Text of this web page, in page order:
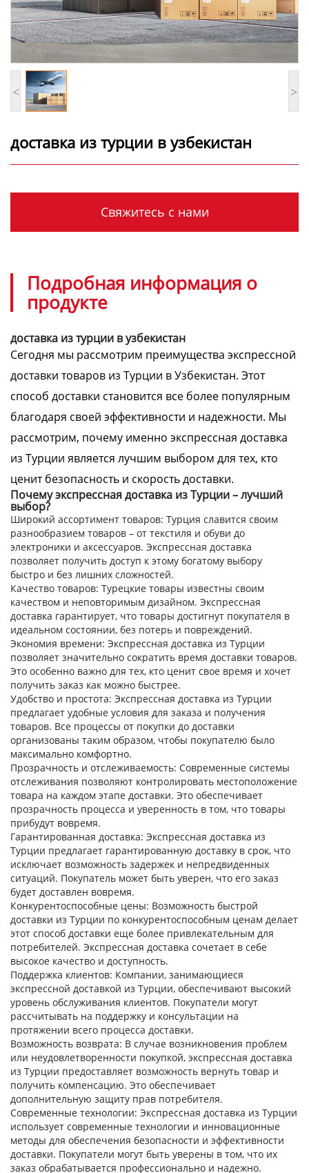
< >
доставка из турции в узбекистан
Свяжитесь с нами
Подробная информация о
продукте
доставка из турции в узбекистан
Сегодня мы рассмотрим преимущества экспрессной
доставки товаров из Турции в Узбекистан. Этот
способ доставки становится все более популярным
благодаря своей эффективности и надежности. Мы
рассмотрим, почему именно экспрессная доставка
из Турции является лучшим выбором для тех, кто
ценит безопасность и скорость доставки.
Почему экспрессная доставка из Турции – лучший
выбор?
Широкий ассортимент товаров: Турция славится своим
разнообразием товаров – от текстиля и обуви до
электроники и аксессуаров. Экспрессная доставка
позволяет получить доступ к этому богатому выбору
быстро и без лишних сложностей.
Качество товаров: Турецкие товары известны своим
качеством и неповторимым дизайном. Экспрессная
доставка гарантирует, что товары достигнут покупателя в
идеальном состоянии, без потерь и повреждений.
Экономия времени: Экспрессная доставка из Турции
позволяет значительно сократить время доставки товаров.
Это особенно важно для тех, кто ценит свое время и хочет
получить заказ как можно быстрее.
Удобство и простота: Экспрессная доставка из Турции
предлагает удобные условия для заказа и получения
товаров. Все процессы от покупки до доставки
организованы таким образом, чтобы покупателю было
максимально комфортно.
Прозрачность и отслеживаемость: Современные системы
отслеживания позволяют контролировать местоположение
товара на каждом этапе доставки. Это обеспечивает
прозрачность процесса и уверенность в том, что товары
прибудут вовремя.
Гарантированная доставка: Экспрессная доставка из
Турции предлагает гарантированную доставку в срок, что
исключает возможность задержек и непредвиденных
ситуаций. Покупатель может быть уверен, что его заказ
будет доставлен вовремя.
Конкурентоспособные цены: Возможность быстрой
доставки из Турции по конкурентоспособным ценам делает
этот способ доставки еще более привлекательным для
потребителей. Экспрессная доставка сочетает в себе
высокое качество и доступность.
Поддержка клиентов: Компании, занимающиеся
экспрессной доставкой из Турции, обеспечивают высокий
уровень обслуживания клиентов. Покупатели могут
рассчитывать на поддержку и консультации на
протяжении всего процесса доставки.
Возможность возврата: В случае возникновения проблем
или неудовлетворенности покупкой, экспрессная доставка
из Турции предоставляет возможность вернуть товар и
получить компенсацию. Это обеспечивает
дополнительную защиту прав потребителя.
Современные технологии: Экспрессная доставка из Турции
использует современные технологии и инновационные
методы для обеспечения безопасности и эффективности
доставки. Покупатели могут быть уверены в том, что их
заказ обрабатывается профессионально и надежно.